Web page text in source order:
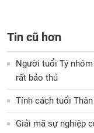
Tin cũ hơn
Người tuổi Tý
rất bảo thủ
Tính cách tuổi
Giải mã sự nghiệp